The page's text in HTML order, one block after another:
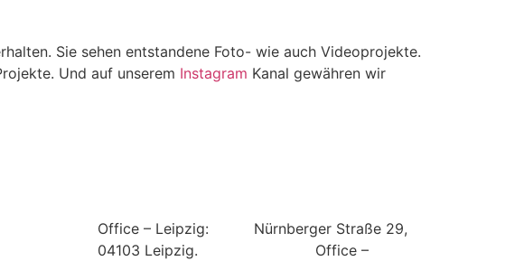
Sie sehen entstandene Foto- wie auch Videoprojekte.
Und auf unserem Instagram Kanal gewähren wir
Office – Leipzig: Nürnberger Straße 29,
04103 Leipzig. Office –